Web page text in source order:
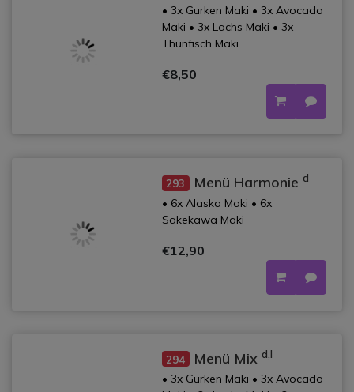
• 3x Gurken Maki • 3x Avocado
Maki • 3x Lachs Maki • 3x
Thunfisch Maki
€8,50
293 Menü Harmonie d
• 6x Alaska Maki • 6x
Sakekawa Maki
€12,90
294 Menü Mix d,l
• 3x Gurken Maki • 3x Avocado